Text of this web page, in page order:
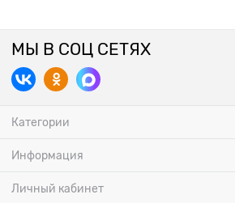
МЫ В СОЦ СЕТЯХ
Категории
Информация
Личный кабинет